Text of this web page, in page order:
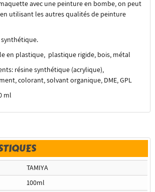
avec une peinture en bombe, on peut
utilisant les autres qualités de peinture
en plastique, plastique rigide, bois, métal
résine synthétique (acrylique),
colorant, solvant organique, DME, GPL
ml
TAMIYA
100ml